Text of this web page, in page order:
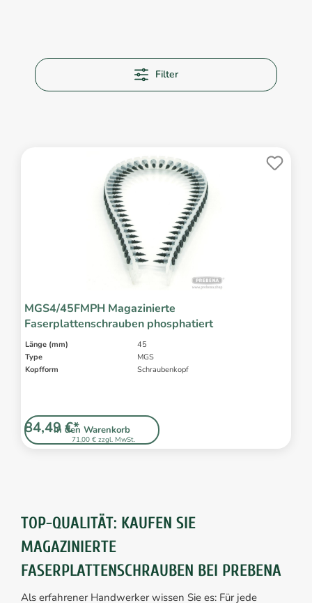
Filter
MGS4/45FMPH Magazinierte
Faserplattenschrauben phosphatiert
Länge (mm)
45
Type
MGS
Kopfform
Schraubenkopf
In den Warenkorb
71,00 € zzgl. MwSt.
84,49 €*
TOP-QUALITÄT: KAUFEN SIE
MAGAZINIERTE
FASERPLATTENSCHRAUBEN BEI PREBENA
Als erfahrener Handwerker wissen Sie es: Für jede